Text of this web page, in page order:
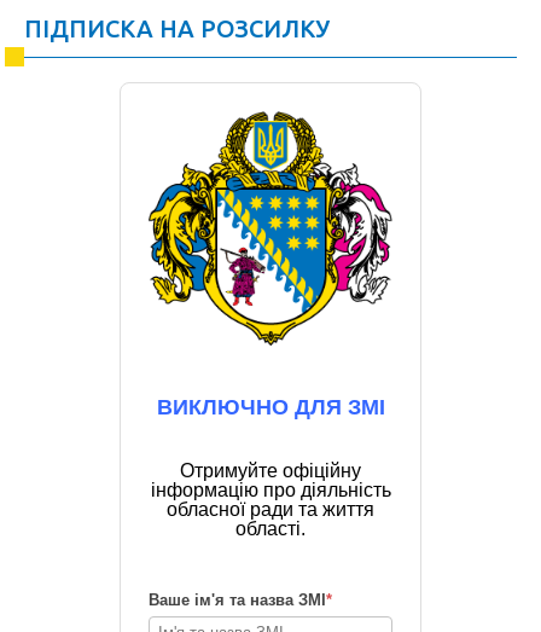
ПІДПИСКА НА РОЗСИЛКУ
ВИКЛЮЧНО ДЛЯ ЗМІ
Отримуйте офіційну
інформацію про діяльність
обласної ради та життя
області.
Ваше ім'я та назва ЗМІ*